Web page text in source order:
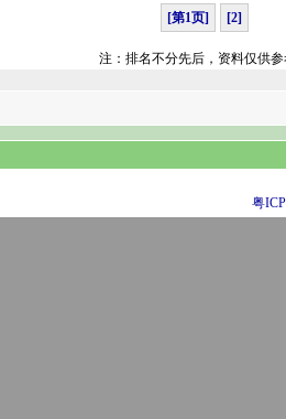
[第1页] [2]
注：排名不分先后，资料仅供
粤